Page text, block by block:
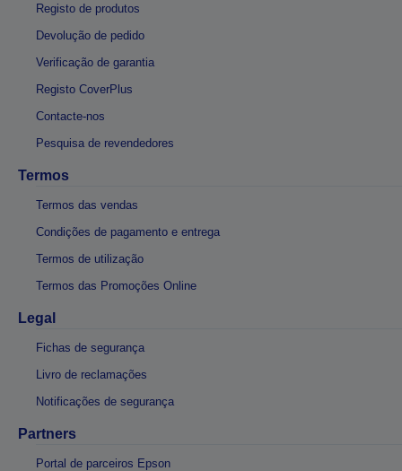
Registo de produtos
Devolução de pedido
Verificação de garantia
Registo CoverPlus
Contacte-nos
Pesquisa de revendedores
Termos
Termos das vendas
Condições de pagamento e entrega
Termos de utilização
Termos das Promoções Online
Legal
Fichas de segurança
Livro de reclamações
Notificações de segurança
Partners
Portal de parceiros Epson